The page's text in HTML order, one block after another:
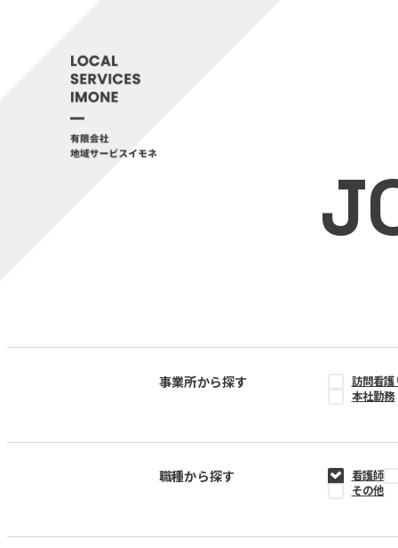
事業所から探す
訪問看
本社勤務
職種から探す
看護師
その他